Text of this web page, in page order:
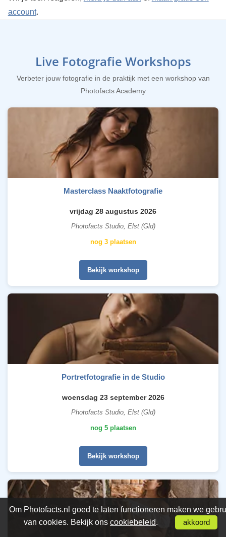
account.
Live Fotografie Workshops
Verbeter jouw fotografie in de praktijk met een workshop van
Photofacts Academy
Masterclass Naaktfotografie
vrijdag 28 augustus 2026
Photofacts Studio, Elst (Gld)
nog 3 plaatsen
Bekijk workshop
Portretfotografie in de Studio
woensdag 23 september 2026
Photofacts Studio, Elst (Gld)
nog 5 plaatsen
Bekijk workshop
Om Photofacts.nl goed te laten functioneren maken we
van cookies. Bekijk ons cookiebeleid. akkoord